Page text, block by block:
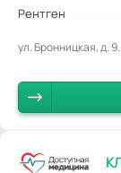
Рентген
ул. Бронницкая, д. 9.